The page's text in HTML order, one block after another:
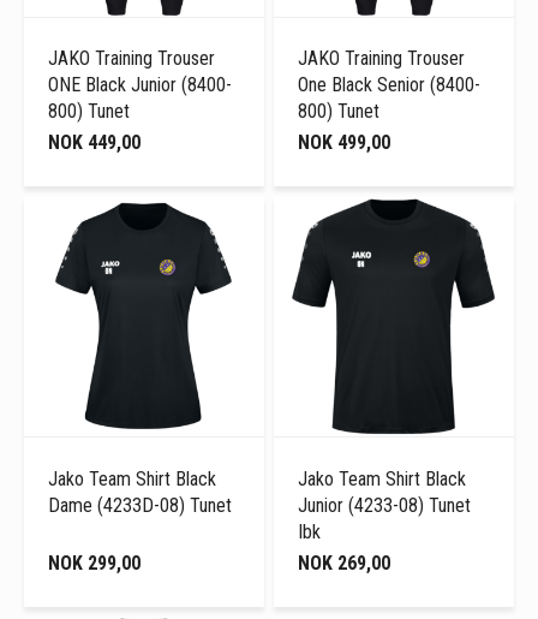
JAKO Training Trouser
ONE Black Junior (8400-
800) Tunet
NOK 449,00
JAKO Training Trouser
One Black Senior (8400-
800) Tunet
NOK 499,00
Jako Team Shirt Black
Dame (4233D-08) Tunet
NOK 299,00
Jako Team Shirt Black
Junior (4233-08) Tunet
Ibk
NOK 269,00